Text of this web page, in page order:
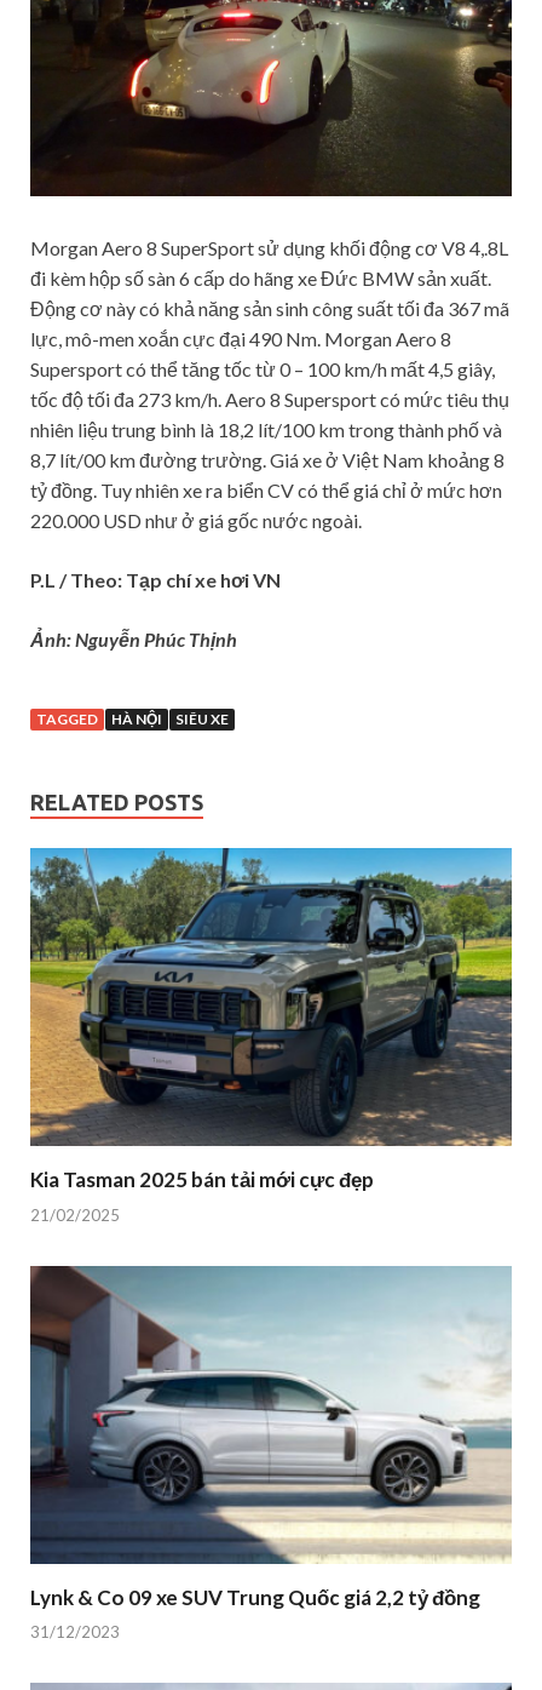
Morgan Aero 8 SuperSport sử dụng khối động cơ V8 4,.8L
đi kèm hộp số sàn 6 cấp do hãng xe Đức BMW sản xuất.
Động cơ này có khả năng sản sinh công suất tối đa 367 mã
lực, mô-men xoắn cực đại 490 Nm. Morgan Aero 8
Supersport có thể tăng tốc từ 0 – 100 km/h mất 4,5 giây,
tốc độ tối đa 273 km/h. Aero 8 Supersport có mức tiêu thụ
nhiên liệu trung bình là 18,2 lít/100 km trong thành phố và
8,7 lít/00 km đường trường. Giá xe ở Việt Nam khoảng 8
tỷ đồng. Tuy nhiên xe ra biển CV có thể giá chỉ ở mức hơn
220.000 USD như ở giá gốc nước ngoài.
P.L / Theo: Tạp chí xe hơi VN
Ảnh: ‎Nguyễn Phúc Thịnh
TAGGED HÀ NỘI SIÊU XE
RELATED POSTS
Kia Tasman 2025 bán tải mới cực đẹp
21/02/2025
Lynk & Co 09 xe SUV Trung Quốc giá 2,2 tỷ đồng
31/12/2023